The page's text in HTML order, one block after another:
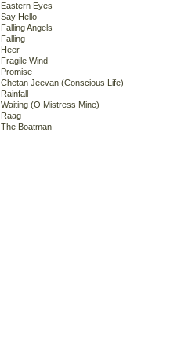
Eastern Eyes
Say Hello
Falling Angels
Falling
Heer
Fragile Wind
Promise
Chetan Jeevan (Conscious Life)
Rainfall
Waiting (O Mistress Mine)
Raag
The Boatman